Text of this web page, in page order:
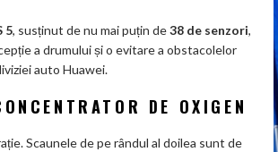
5, susținut de nu mai puțin de38 de senzori,
a drumului și o evitare a obstacolelor
auto Huawei.
DE OXIGEN
Scaunele de pe rândul al doilea sunt de